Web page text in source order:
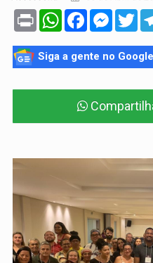
Print WhatsAppFacebook
Siga a gente no